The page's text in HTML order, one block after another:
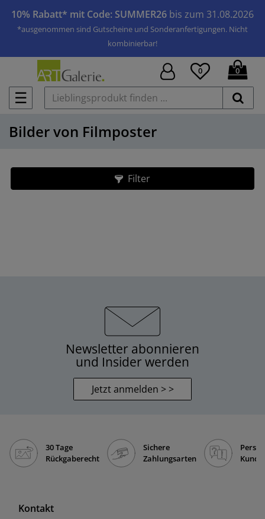
10% Rabatt* mit Code: SUMMER26 bis zum 31.08.2026
*ausgenommen sind Gutscheine und Sonderanfertigungen. Nicht
kombinierbar!
☰
0 0
Bilder von Filmposter
Filter
Newsletter abonnieren
und Insider werden
Jetzt anmelden > >
30 Tage
Rückgaberecht
Sichere
Zahlungsarten
Kontakt